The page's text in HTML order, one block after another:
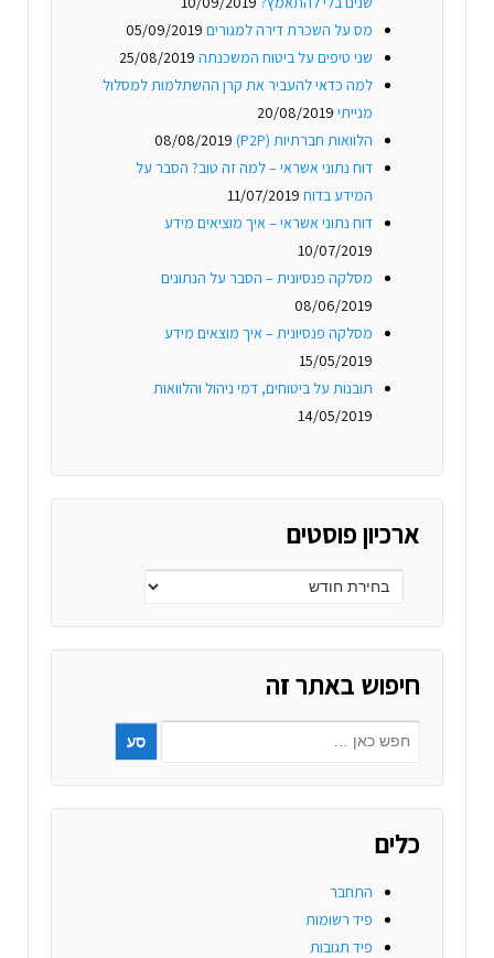
מס על השכרת דירה למגורים 05/09/2019
שני טיפים על ביטוח המשכנתה 25/08/2019
למה כדאי להעביר את קרן ההשתלמות למסלול
מנייתי 20/08/2019
הלוואות חברתיות (P2P)
08/08/2019
דוח נתוני אשראי – למה זה טוב? הסבר על
המידע בדוח 11/07/2019
דוח נתוני אשראי – איך מוציאים מידע
10/07/2019
מסלקה פנסיונית – הסבר על הנתונים
08/06/2019
מסלקה פנסיונית – איך מוצאים מידע
15/05/2019
תובנות על ביטוחים, דמי ניהול והלוואות
14/05/2019
ארכיון פוסטים
חיפוש באתר זה
כלים
התחבר
פיד רשומות
פיד תגובות